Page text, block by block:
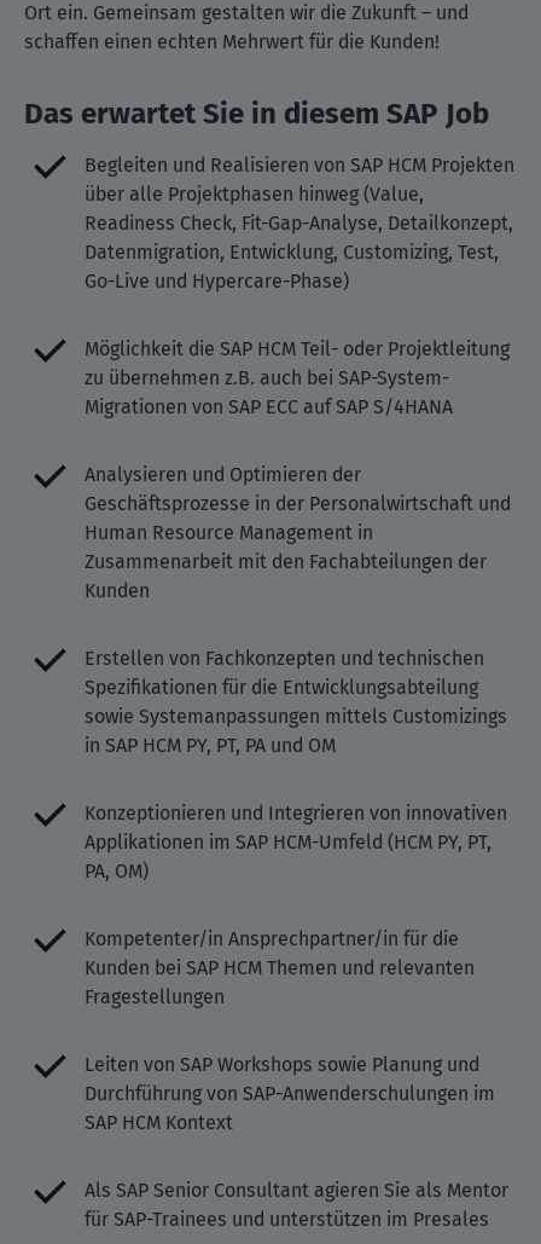
Ort ein. Gemeinsam gestalten wir die Zukunft – und
schaffen einen echten Mehrwert für die Kunden!
Das erwartet Sie in diesem SAP Job
Begleiten und Realisieren von SAP HCM Projekten
über alle Projektphasen hinweg (Value,
Readiness Check, Fit-Gap-Analyse, Detailkonzept,
Datenmigration, Entwicklung, Customizing, Test,
Go-Live und Hypercare-Phase)
Möglichkeit die SAP HCM Teil- oder Projektleitung
zu übernehmen z.B. auch bei SAP-System-
Migrationen von SAP ECC auf SAP S/4HANA
Analysieren und Optimieren der
Geschäftsprozesse in der Personalwirtschaft und
Human Resource Management in
Zusammenarbeit mit den Fachabteilungen der
Kunden
Erstellen von Fachkonzepten und technischen
Spezifikationen für die Entwicklungsabteilung
sowie Systemanpassungen mittels Customizings
in SAP HCM PY, PT, PA und OM
Konzeptionieren und Integrieren von innovativen
Applikationen im SAP HCM-Umfeld (HCM PY, PT,
PA, OM)
Kompetenter/in Ansprechpartner/in für die
Kunden bei SAP HCM Themen und relevanten
Fragestellungen
Leiten von SAP Workshops sowie Planung und
Durchführung von SAP-Anwenderschulungen im
SAP HCM Kontext
Als SAP Senior Consultant agieren Sie als Mentor
für SAP-Trainees und unterstützen im Presales